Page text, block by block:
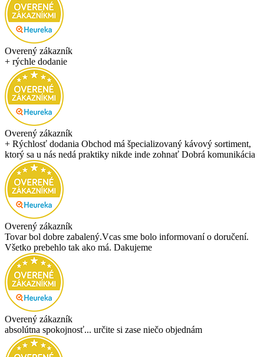
Overený zákazník
+ rýchle dodanie
Overený zákazník
+ Rýchlosť dodania Obchod má špecializovaný kávový sortiment,
ktorý sa u nás nedá praktiky nikde inde zohnať Dobrá komunikácia
Overený zákazník
Tovar bol dobre zabalený.Vcas sme bolo informovaní o doručení.
Všetko prebehlo tak ako má. Dakujeme
Overený zákazník
absolútna spokojnosť... určite si zase niečo objednám